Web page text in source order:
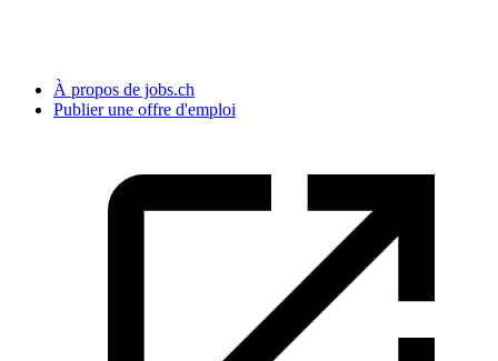
À propos de jobs.ch
Publier une offre d'emploi